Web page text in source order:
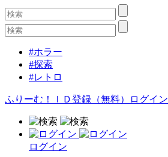
#ホラー
#探索
#レトロ
ふりーむ！ＩＤ登録（無料） ログイン
ログイン